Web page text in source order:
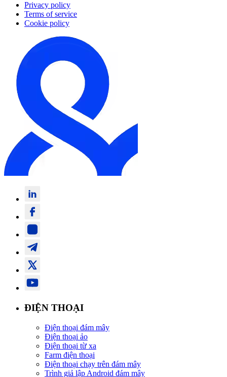
Privacy policy
Terms of service
Cookie policy
ĐIỆN THOẠI
Điện thoại đám mây
Điện thoại ảo
Điện thoại từ xa
Farm điện thoại
Điện thoại chạy trên đám mây
Trình giả lập Android đám mây